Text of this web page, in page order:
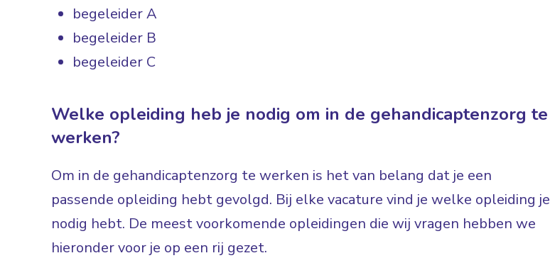
begeleider A
begeleider B
begeleider C
Welke opleiding heb je nodig om in de gehandicaptenzorg te
werken?
Om in de gehandicaptenzorg te werken is het van belang dat je een
passende opleiding hebt gevolgd. Bij elke vacature vind je welke opleiding je
nodig hebt. De meest voorkomende opleidingen die wij vragen hebben we
hieronder voor je op een rij gezet.